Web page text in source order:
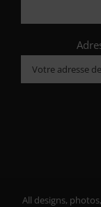
All designs,